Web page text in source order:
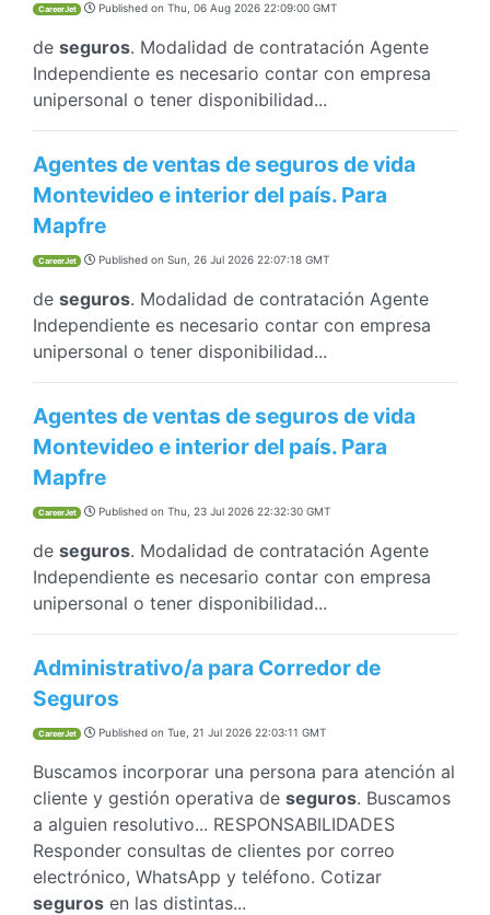
CareerJet Published on Thu, 06 Aug 2026 22:09:00 GMT
de seguros. Modalidad de contratación Agente
Independiente es necesario contar con empresa
unipersonal o tener disponibilidad...
Agentes de ventas de seguros de vida
Montevideo e interior del país. Para
Mapfre
CareerJet Published on Sun, 26 Jul 2026 22:07:18 GMT
de seguros. Modalidad de contratación Agente
Independiente es necesario contar con empresa
unipersonal o tener disponibilidad...
Agentes de ventas de seguros de vida
Montevideo e interior del país. Para
Mapfre
CareerJet Published on Thu, 23 Jul 2026 22:32:30 GMT
de seguros. Modalidad de contratación Agente
Independiente es necesario contar con empresa
unipersonal o tener disponibilidad...
Administrativo/a para Corredor de
Seguros
CareerJet Published on Tue, 21 Jul 2026 22:03:11 GMT
Buscamos incorporar una persona para atención al
cliente y gestión operativa de seguros. Buscamos
a alguien resolutivo... RESPONSABILIDADES
Responder consultas de clientes por correo
electrónico, WhatsApp y teléfono. Cotizar
seguros en las distintas...